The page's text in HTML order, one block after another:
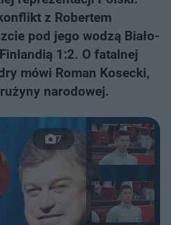
z Robertem
pod jego wodzą Biało-
1:2. O fatalnej
mówi Roman Kosecki,
narodowej.
7